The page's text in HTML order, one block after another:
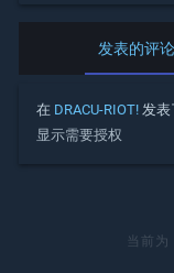
发表的评论
在 DRACU-RIOT!发表
显示需要授权
当前为